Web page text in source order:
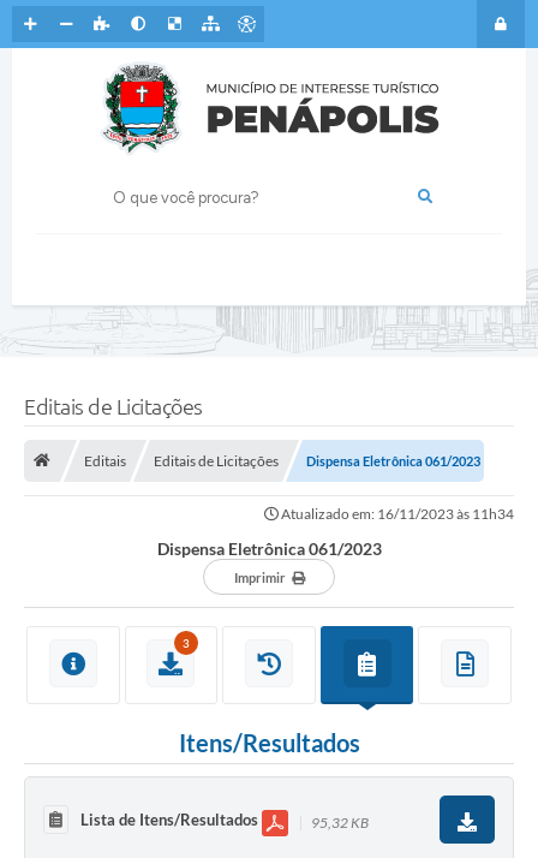
Editais de Licitações
Editais Editais de Licitações Dispensa Eletrônica 061/2023
Atualizado em: 16/11/2023 às 11h34
Dispensa Eletrônica 061/2023
Imprimir
3
Itens/Resultados
Lista de Itens/Resultados 95,32 KB